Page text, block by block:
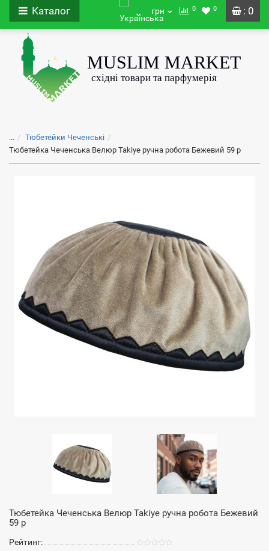
: 0
Каталог грн 0 0
...
Тюбетейки Чеченські
Тюбетейка Чеченська Велюр Takiye ручна робота Бежевий 59 р
Тюбетейка Чеченська Велюр Takiye ручна робота Бежевий
59 р
Рейтинг: